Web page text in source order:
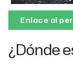
Enlace al
¿Dónde